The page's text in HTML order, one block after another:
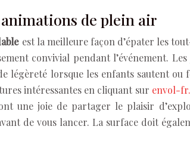
de plein air
est la meilleure façon d’épater les
convivial pendant l’événement.
légèreté lorsque les enfants sautent
intéressantes en cliquant sur envol-
une joie de partager le plaisir
de vous lancer. La surface doit